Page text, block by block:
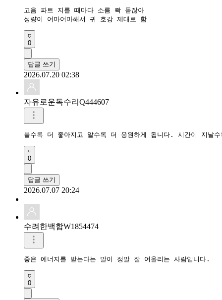
고음 파트 지를 때마다 소름 쫙 돋잖아
성량이 어마어마해서 귀 호강 제대로 함
0
답글 쓰기
2026.07.20 02:38
자유로운독수리Q444607
볼수록 더 좋아지고 알수록 더 응원하게 됩니다. 시간이 지날
0
답글 쓰기
2026.07.07 20:24
수려한백합W1854474
좋은 에너지를 받는다는 말이 정말 잘 어울리는 사람입니다.
0